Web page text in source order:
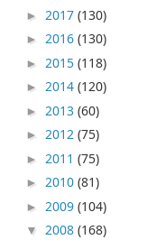
► 2017(130)
► 2016(130)
► 2015(118)
► 2014(120)
► 2013(60)
► 2012(75)
► 2011(75)
► 2010(81)
► 2009(104)
▼ 2008(168)